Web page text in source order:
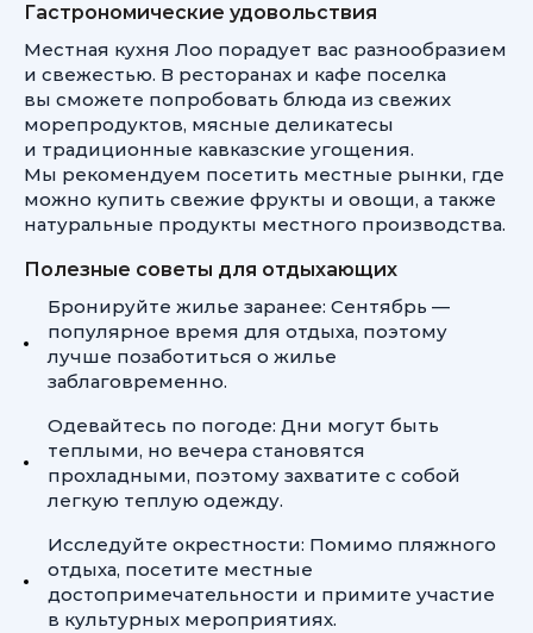
Гастрономические удовольствия
Местная кухня Лоо порадует вас разнообразием
и свежестью. В ресторанах и кафе поселка
вы сможете попробовать блюда из свежих
морепродуктов, мясные деликатесы
и традиционные кавказские угощения.
Мы рекомендуем посетить местные рынки, где
можно купить свежие фрукты и овощи, а также
натуральные продукты местного производства.
Полезные советы для отдыхающих
Бронируйте жилье заранее: Сентябрь —
популярное время для отдыха, поэтому
лучше позаботиться о жилье
заблаговременно.
Одевайтесь по погоде: Дни могут быть
теплыми, но вечера становятся
прохладными, поэтому захватите с собой
легкую теплую одежду.
Исследуйте окрестности: Помимо пляжного
отдыха, посетите местные
достопримечательности и примите участие
в культурных мероприятиях.